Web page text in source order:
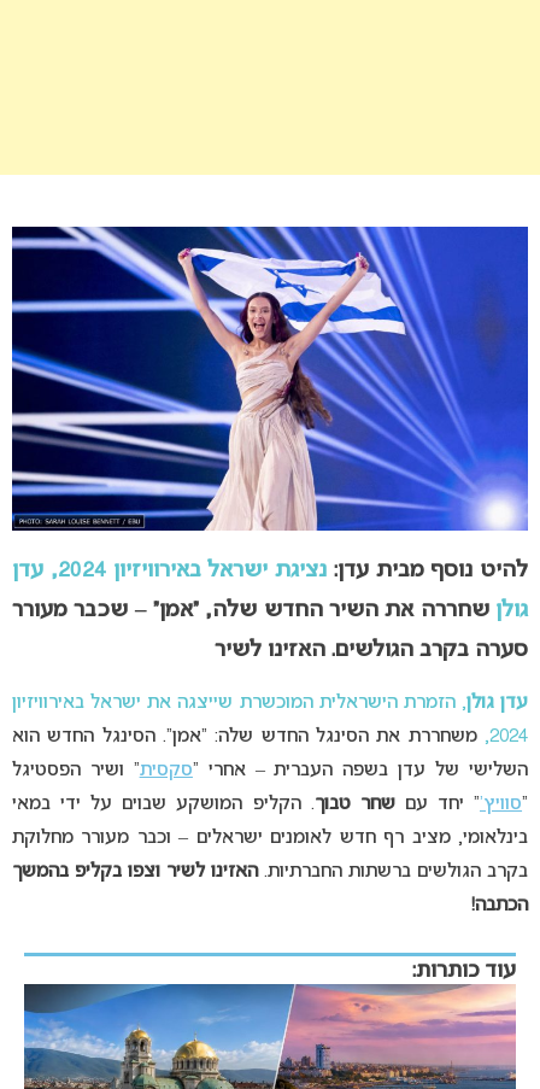
להיט נוסף מבית עדן: נציגת ישראל באירוויזיון 2024,
עדן
גולן שחררה את השיר החדש שלה, “אמן” – שכבר מעורר
סערה בקרב הגולשים. האזינו לשיר
עדן גולן, הזמרת הישראלית המוכשרת שייצגה את ישראל באירוויזיון
2024,
משחררת את הסינגל החדש שלה: “אמן”. הסינגל החדש הוא
השלישי של עדן בשפה העברית – אחרי “סקסית” ושיר הפסטיגל
“סוויץ’” יחד עםשחר טבוך. הקליפ המושקע שבוים על ידי במאי
בינלאומי, מציב רף חדש לאומנים ישראלים – וכבר מעורר מחלוקת
בקרב הגולשים ברשתות החברתיות.האזינו לשיר וצפו בקליפ בהמשך
הכתבה!
עוד כותרות: